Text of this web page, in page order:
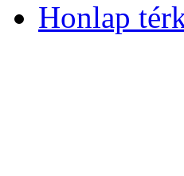
Honlap